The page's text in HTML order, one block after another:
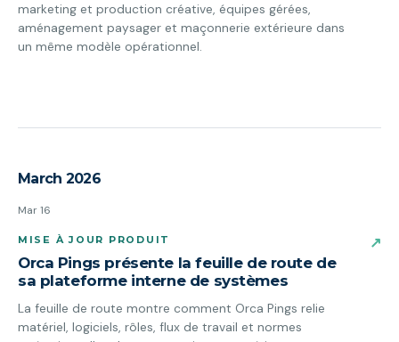
marketing et production créative, équipes gérées,
aménagement paysager et maçonnerie extérieure dans
un même modèle opérationnel.
March 2026
Mar 16
MISE À JOUR PRODUIT
Orca Pings présente la feuille de route de
sa plateforme interne de systèmes
La feuille de route montre comment Orca Pings relie
matériel, logiciels, rôles, flux de travail et normes
↗